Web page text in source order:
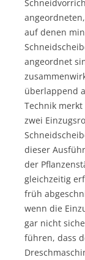
auf denen
angeordnet
überlappend
Technik
zwei
dieser
der
gleichzeitig
früh
wenn die
gar nicht
führen, dass